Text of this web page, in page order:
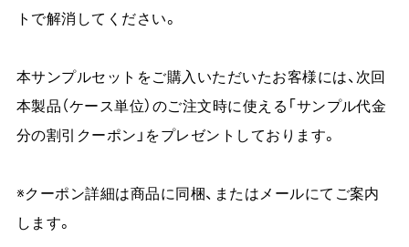
トで解消してください。
本サンプルセットをご購入いただいたお客様には、次回
本製品（ケース単位）のご注文時に使える「サンプル代金
分の割引クーポン」をプレゼントしております。
※クーポン詳細は商品に同梱、またはメールにてご案内
します。